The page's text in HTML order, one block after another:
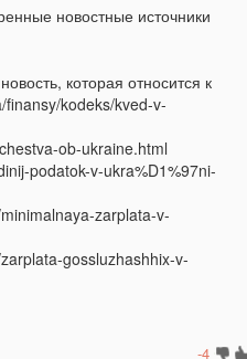
новостные источники
которая относится к
kodeks/kved-v-
ob-ukraine.html
podatok-v-ukra%D1%97ni-
zarplata-v-
gossluzhashhix-v-
-4